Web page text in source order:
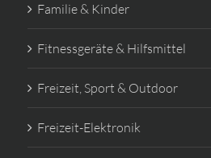
Familie & Kinder
Fitnessgeräte & Hilfsmittel
Freizeit, Sport & Outdoor
Freizeit-Elektronik